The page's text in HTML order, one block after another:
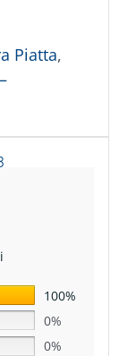
Piatta,
100%
0%
0%